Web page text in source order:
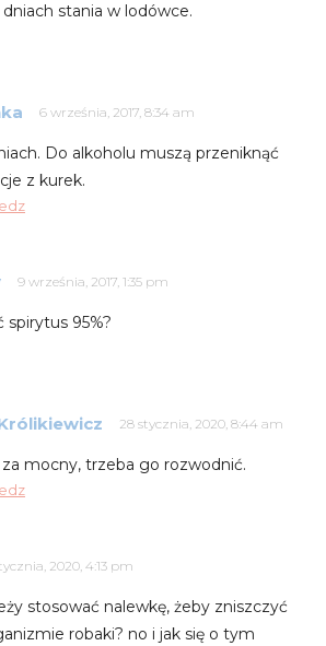
stania w lodówce.
6 września, 2017, 8:34 am
Do alkoholu muszą przeniknąć
z kurek.
9 września, 2017, 1:35 pm
spirytus 95%?
28 stycznia, 2020, 8:44 am
mocny, trzeba go rozwodnić.
2020, 4:13 pm
stosować nalewkę, żeby zniszczyć
robaki? no i jak się o tym